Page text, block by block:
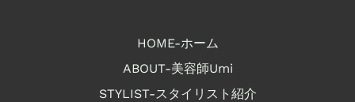
HOME-ホーム
ABOUT-美容師Umi
STYLIST-スタイリスト紹介